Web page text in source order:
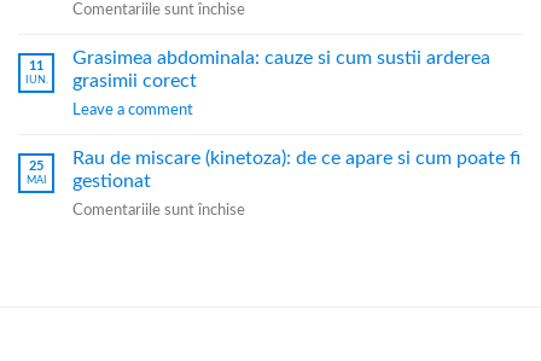
Comentariile sunt închise
11
IUN.
Grasimea abdominala: cauze si cum sustii arderea
grasimii corect
Leave a comment
25
MAI
Rau de miscare (kinetoza): de ce apare si cum poate fi
gestionat
Comentariile sunt închise